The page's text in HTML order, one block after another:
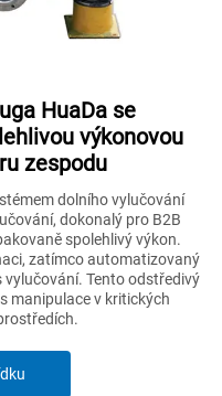
HuaDa se
výkonovou
zespodu
dolního vylučování
dokonalý pro B2B
spolehlivý výkon.
zatímco automatizovaný
Tento odstředivý
manipulace v kritických